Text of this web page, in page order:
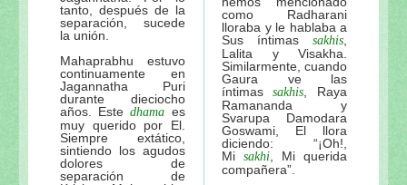
tanto, después de la
separación, sucede
la unión.
Mahaprabhu estuvo
continuamente en
Jagannatha Puri
durante dieciocho
años. Este dhama es
muy querido por El.
Siempre extático,
sintiendo los agudos
dolores de
separación de
como Radharani
lloraba y le hablaba a
Sus íntimas sakhis
Lalita y Visakha.
Similarmente, cuando
Gaura ve las
íntimas sakhis , Raya
Ramananda y
Svarupa Damodara
Goswami, El llora
diciendo: “¡Oh!,
Mi sakhi , Mi querida
compañera”.